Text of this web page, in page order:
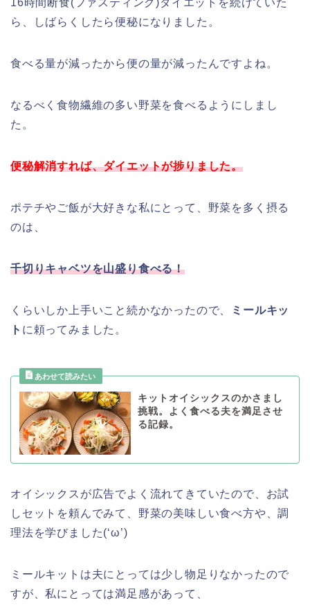
16時間断食(ファスティング)ダイエットを続けていた
ら、しばらくしたら便秘になりました。
食べる量が減ったから便の量が減ったんですよね。
なるべく食物繊維の多い野菜を食べるようにしまし
た。
便秘解消すれば、ダイエットが捗りました。
ポテチやご飯が大好きな私にとって、野菜を多く摂る
のは、
千切りキャベツを山盛り食べる！
くらいしか上手いこと続かなかったので、
ミールキッ
ト に頼ってみました。
キットオイシックスのかさまし
挑戦。よく食べる夫を満足させ
る記録。
オイシックスが広告でよく流れてきていたので、お試
しセットを頼んでみて、野菜の美味しい食べ方や、調
理法を学びました(‘ω’)
ミールキットは夫にとっては少し物足りなかったので
すが、私にとっては満足感があって、